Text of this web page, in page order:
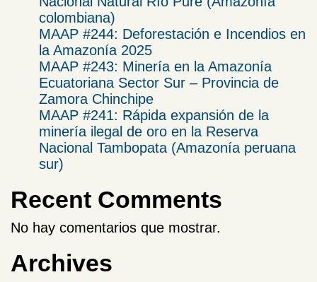
colombiana)
MAAP #244: Deforestación e Incendios en
la Amazonía 2025
​MAAP #243: Minería en la Amazonía
Ecuatoriana Sector Sur – Provincia de
Zamora Chinchipe​
MAAP #241: Rápida expansión de la
minería ilegal de oro en la Reserva
Nacional Tambopata (Amazonía peruana
sur)
Recent Comments
No hay comentarios que mostrar.
Archives